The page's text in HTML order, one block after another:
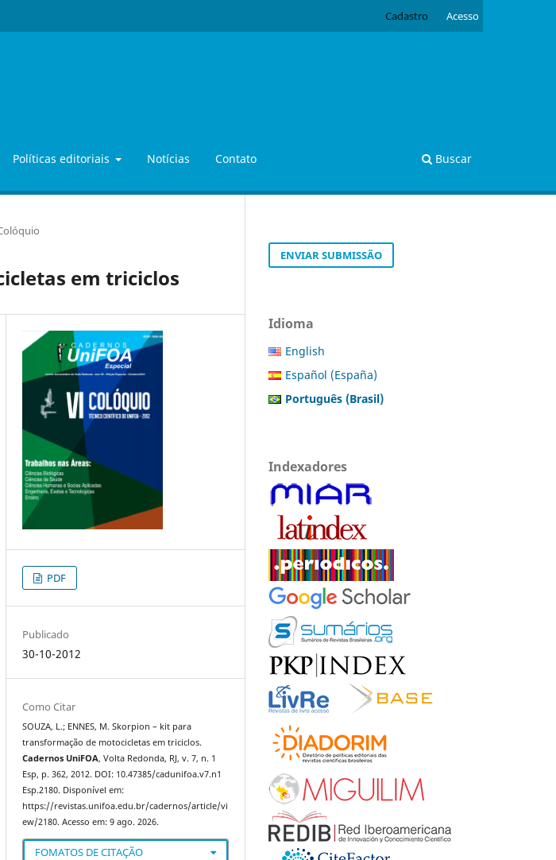
Políticas editoriais Notícias Contato Buscar
Cadastro Acesso
em triciclos
PDF
Publicado
30-10-2012
Como Citar
SOUZA, L.; ENNES, M. Skorpion – kit para
transformação de motocicletas em triciclos.
Cadernos UniFOA, Volta Redonda, RJ, v. 7, n. 1
Esp, p. 362, 2012. DOI: 10.47385/cadunifoa.v7.n1
Esp.2180. Disponível em:
https://revistas.unifoa.edu.br/cadernos/article/vi
ew/2180. Acesso em: 9 ago. 2026.
FOMATOS DE CITAÇÃO
ENVIAR SUBMISSÃO
Idioma
English
Español (España)
Português (Brasil)
Indexadores